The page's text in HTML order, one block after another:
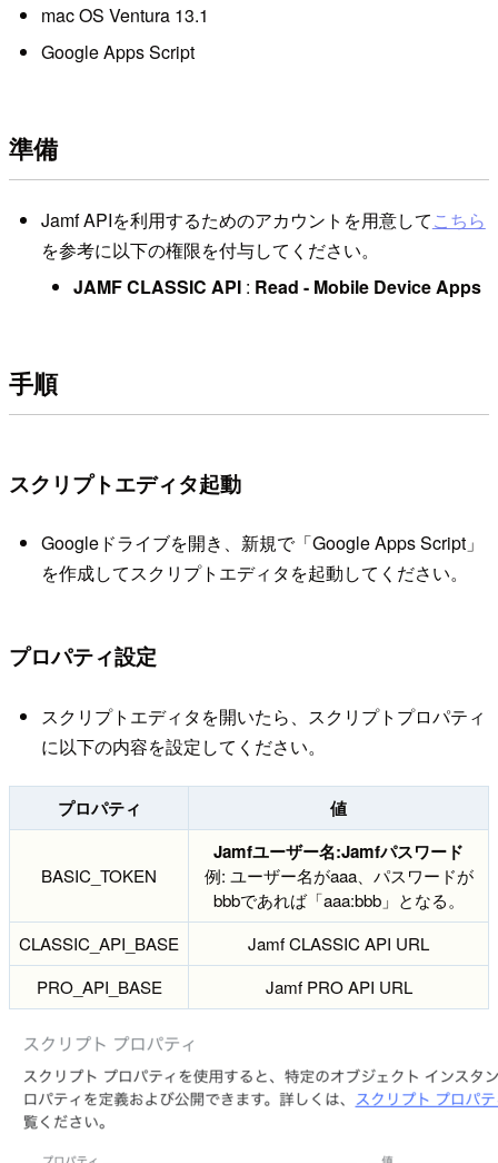
mac OS Ventura 13.1
Google Apps Script
準備
Jamf APIを利用するためのアカウントを用意してこちら
を参考に以下の権限を付与してください。
JAMF CLASSIC API: Read - Mobile Device Apps
手順
スクリプトエディタ起動
Googleドライブを開き、新規で「Google Apps Script」
を作成してスクリプトエディタを起動してください。
プロパティ設定
スクリプトエディタを開いたら、スクリプトプロパティ
に以下の内容を設定してください。
プロパティ 値
BASIC_TOKEN
Jamfユーザー名:Jamfパスワード
例: ユーザー名がaaa、パスワードが
bbbであれば「aaa:bbb」となる。
CLASSIC_API_BASE
Jamf CLASSIC API URL
PRO_API_BASE
Jamf PRO API URL